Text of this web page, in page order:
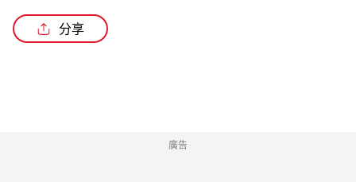
分享
廣告